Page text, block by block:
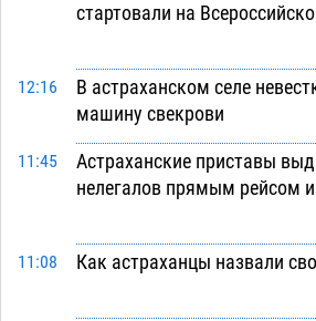
стартовали на
12:16
В астраханском селе
машину свекрови
11:45
Астраханские приставы
нелегалов прямым рейсом
11:08 Как астраханцы назвали